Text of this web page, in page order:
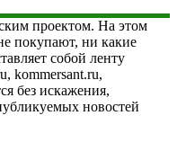
проектом. На этом
покупают, ни какие
собой ленту
kommersant.ru,
без искажения,
новостей